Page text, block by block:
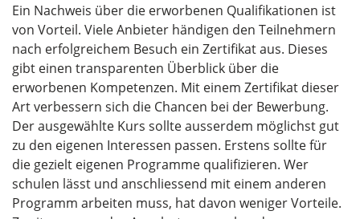
Ein Nachweis über die erworbenen Qualifikationen ist
von Vorteil. Viele Anbieter händigen den Teilnehmern
nach erfolgreichem Besuch ein Zertifikat aus. Dieses
gibt einen transparenten Überblick über die
erworbenen Kompetenzen. Mit einem Zertifikat dieser
Art verbessern sich die Chancen bei der Bewerbung.
Der ausgewählte Kurs sollte ausserdem möglichst gut
zu den eigenen Interessen passen. Erstens sollte für
die gezielt eigenen Programme qualifizieren. Wer
schulen lässt und anschliessend mit einem anderen
Programm arbeiten muss, hat davon weniger Vorteile.